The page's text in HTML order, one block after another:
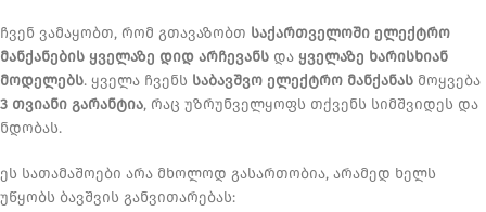
ჩვენ ვამაყობთ, რომ გთავაზობთ საქართველოში ელექტრო
მანქანების ყველაზე დიდ არჩევანს და ყველაზე ხარისხიან
მოდელებს. ყველა ჩვენს საბავშვო ელექტრო მანქანას მოყვება
3 თვიანი გარანტია, რაც უზრუნველყოფს თქვენს სიმშვიდეს და
ნდობას.
ეს სათამაშოები არა მხოლოდ გასართობია, არამედ ხელს
უწყობს ბავშვის განვითარებას: